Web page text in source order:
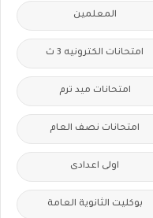
المعلمين
امتحانات الكترونيه 3 ث
امتحانات ميد ترم
امتحانات نصف العام
اولى اعدادى
بوكليت الثانوية العامة